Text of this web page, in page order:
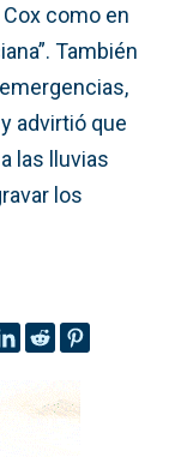
como en
También
advirtió que
las lluvias
los